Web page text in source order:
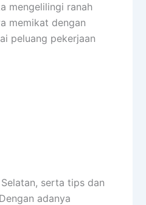
mengelilingi ranah
memikat dengan
peluang pekerjaan
serta tips dan
adanya